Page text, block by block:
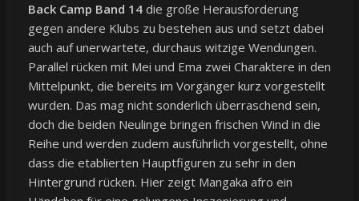
Back Camp Band 14die große Herausforderung
gegen andere Klubs zu bestehen aus und setzt dabei
auch auf unerwartete, durchaus witzige Wendungen.
Parallel rücken mit Mei und Ema zwei Charaktere in den
Mittelpunkt, die bereits im Vorgänger kurz vorgestellt
wurden. Das mag nicht sonderlich überraschend sein,
doch die beiden Neulinge bringen frischen Wind in die
Reihe und werden zudem ausführlich vorgestellt, ohne
dass die etablierten Hauptfiguren zu sehr in den
Hintergrund rücken. Hier zeigt Mangaka afro ein